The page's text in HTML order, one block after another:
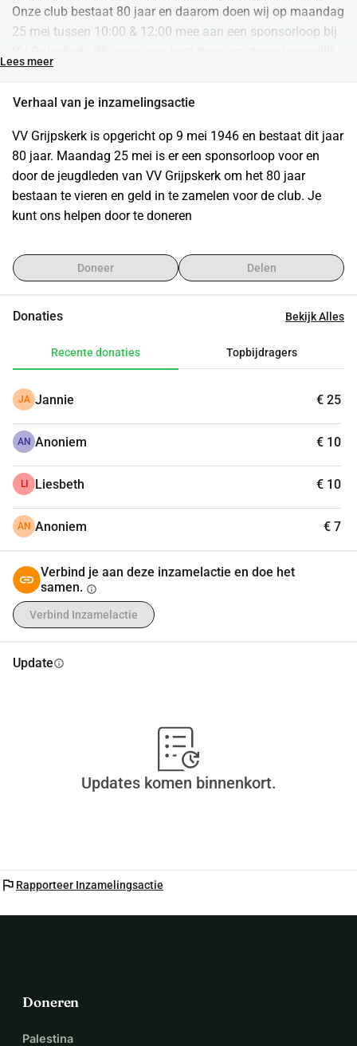
Onze club bestaat 80 jaar en daarom doen wij op maandag
25 mei tussen 10:00 & 12:00 mee aan een sponsorloop bij
rondjes te lopen en geld op te halen voor de club. Met het
samen een geweldig jubileumjaar vieren 🎉 Wil jij ons team
helpen door ons te sponsoren? Het team dat wint, wint
namelijk ook een teamuitje @VV Grijpskerk. Er is die dag
ook een gezellige Tweede Pinksterdagmarkt van 09:00 tot
13:00 uur, dus kom vooral gezellig langs 🙌 Alvast bedankt
en hopelijk tot dan! Groetjes, JO9-2
Lees meer
Verhaal van je inzamelingsactie
VV Grijpskerk is opgericht op 9 mei 1946 en bestaat dit jaar
80 jaar. Maandag 25 mei is er een sponsorloop voor en
door de jeugdleden van VV Grijpskerk om het 80 jaar
bestaan te vieren en geld in te zamelen voor de club. Je
kunt ons helpen door te doneren
Doneer Delen
Donaties Bekijk Alles
Recente donaties Topbijdragers
JA Jannie € 25
AN Anoniem € 10
LI Liesbeth € 10
AN Anoniem € 7
Verbind je aan deze inzamelactie en doe het
samen. info
Verbind Inzamelactie
Updateinfo
Updates komen binnenkort.
flag Rapporteer Inzamelingsactie
Doneren
Palestina